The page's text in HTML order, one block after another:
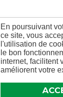
En poursuivant
ce site, vous
l'utilisation de
le bon
internet, facilitent
améliorent votre